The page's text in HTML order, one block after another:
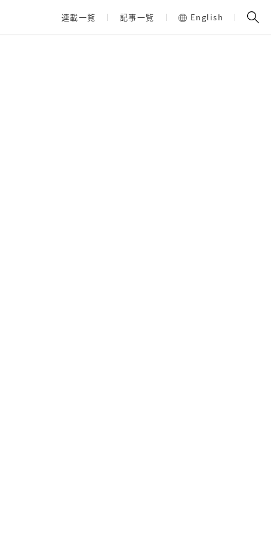
連載一覧 記事一覧 English